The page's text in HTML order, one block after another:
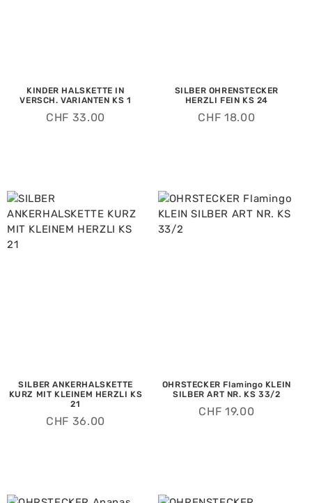
KINDER HALSKETTE IN
VERSCH. VARIANTEN KS 1
CHF 33.00
SILBER OHRENSTECKER
HERZLI FEIN KS 24
CHF 18.00
SILBER ANKERHALSKETTE
KURZ MIT KLEINEM HERZLI KS
21
CHF 36.00
OHRSTECKER Flamingo KLEIN
SILBER ART NR. KS 33/2
CHF 19.00